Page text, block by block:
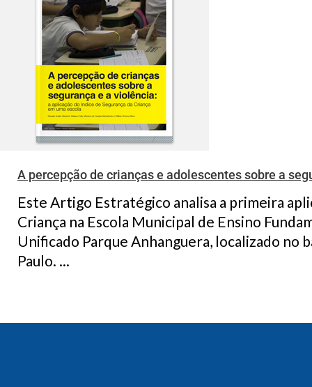
A percepção de crianças e adolescentes sobre a
Este Artigo Estratégico analisa a primeira
Criança na Escola Municipal de Ensino
Unificado Parque Anhanguera, localizado no
Paulo. ...